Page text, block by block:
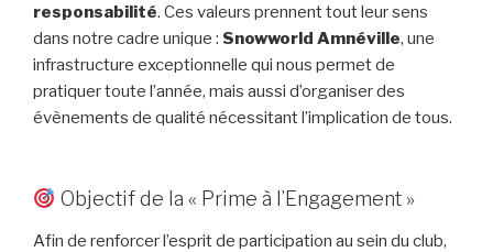
responsabilité. Ces valeurs prennent tout leur sens
dans notre cadre unique : Snowworld Amnéville, une
infrastructure exceptionnelle qui nous permet de
pratiquer toute l’année, mais aussi d’organiser des
évènements de qualité nécessitant l’implication de tous.
Objectif de la « Prime à l’Engagement »
Afin de renforcer l’esprit de participation au sein du club,